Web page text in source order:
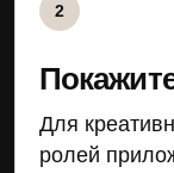
2
Для
ролей